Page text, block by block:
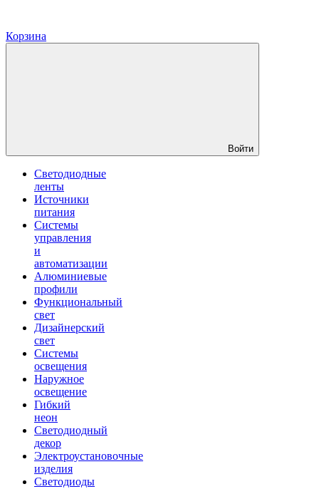
Корзина
Войти
Светодиодные
ленты
Источники
питания
Системы
управления
и
автоматизации
Алюминиевые
профили
Функциональный
свет
Дизайнерский
свет
Системы
освещения
Наружное
освещение
Гибкий
неон
Светодиодный
декор
Электроустановочные
изделия
Светодиоды